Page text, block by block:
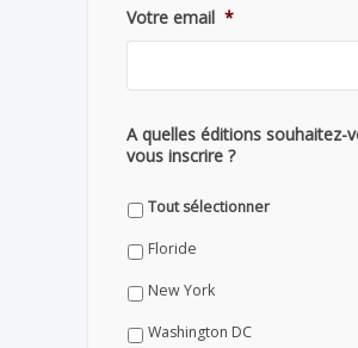
Votre email *
A quelles éditions souhaitez-
vous inscrire ?
Tout sélectionner
Floride
New York
Washington DC